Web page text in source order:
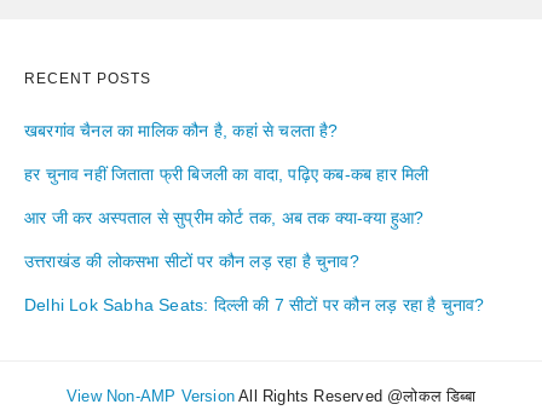
RECENT POSTS
खबरगांव चैनल का मालिक कौन है, कहां से चलता है?
हर चुनाव नहीं जिताता फ्री बिजली का वादा, पढ़िए कब-कब हार मिली
आर जी कर अस्पताल से सुप्रीम कोर्ट तक, अब तक क्या-क्या हुआ?
उत्तराखंड की लोकसभा सीटों पर कौन लड़ रहा है चुनाव?
Delhi Lok Sabha Seats: दिल्ली की 7 सीटों पर कौन लड़ रहा है चुनाव?
View Non-AMP Version All Rights Reserved @लोकल डिब्बा